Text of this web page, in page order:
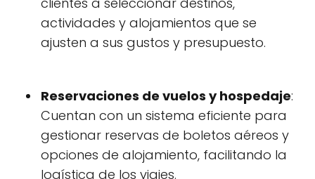
actividades y alojamientos que se
ajusten a sus gustos y presupuesto.
Reservaciones de vuelos y hospedaje:
Cuentan con un sistema eficiente para
gestionar reservas de boletos aéreos y
opciones de alojamiento, facilitando la
logística de los viajes.